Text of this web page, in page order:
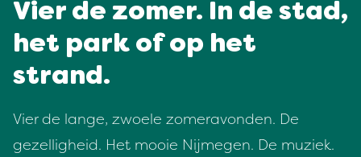
Vier de zomer. In de stad,
het park of op het
strand.
Vier de lange, zwoele zomeravonden. De
gezelligheid. Het mooie Nijmegen. De muziek.